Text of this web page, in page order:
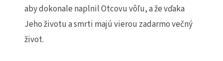
aby dokonale naplnil Otcovu vôľu, a že vďaka
Jeho životu a smrti majú vierou zadarmo večný
život.